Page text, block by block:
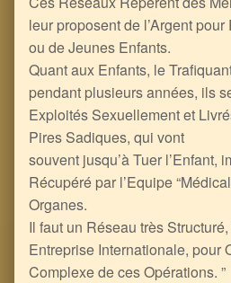
leur proposent de l’Argent
ou de Jeunes Enfants.
Quant aux Enfants, le
pendant plusieurs années, ils
Exploités Sexuellement et
Pires Sadiques, qui vont
souvent jusqu’à Tuer l’Enfant,
Récupéré par l’Equipe
Organes.
Il faut un Réseau très Structuré,
Entreprise Internationale, pour
Complexe de ces Opérations. ”